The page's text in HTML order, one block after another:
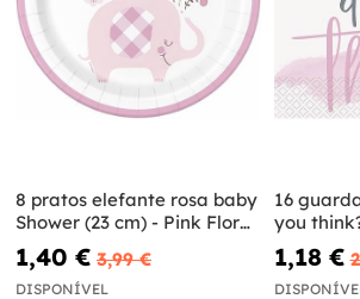
8 pratos elefante rosa baby
Shower (23 cm) - Pink Floral
Elephant
1,40 € 3,99 €
DISPONÍVEL
16
you
Gender
1,18 €